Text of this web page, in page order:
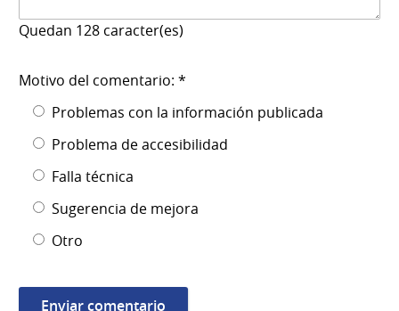
Quedan 128 caracter(es)
Motivo del comentario: *
Problemas con la información publicada
Problema de accesibilidad
Falla técnica
Sugerencia de mejora
Otro